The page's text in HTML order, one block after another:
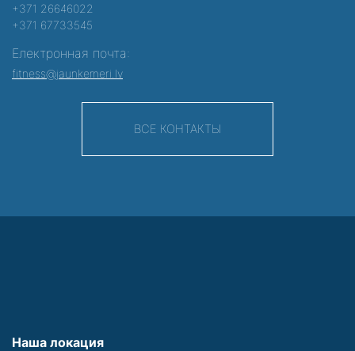
+371 26646022
+371 67733545
Електронная почта:
fitness@jaunkemeri.lv
ВСЕ КОНТАКТЫ
Наша локация